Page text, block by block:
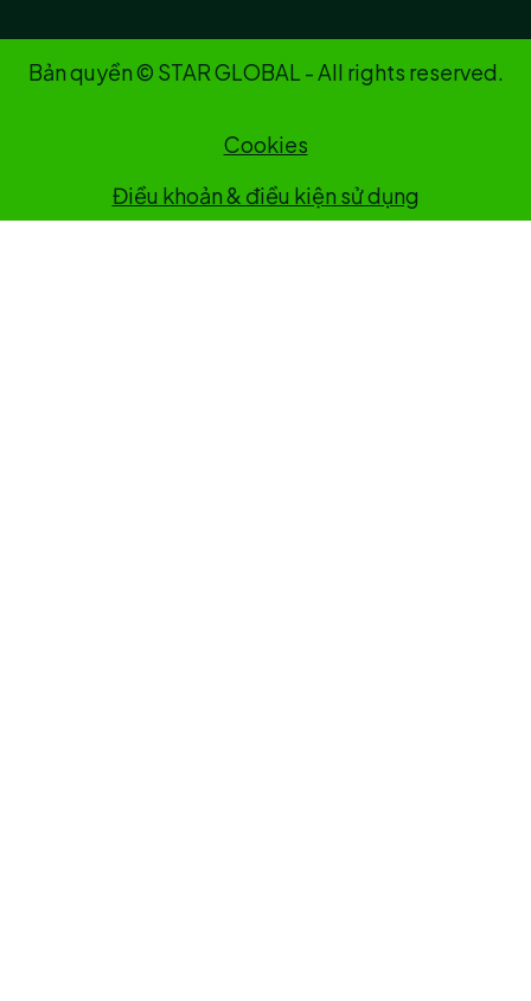
Bản quyền © STAR GLOBAL - All rights reserved.
Cookies
Điều khoản & điều kiện sử dụng